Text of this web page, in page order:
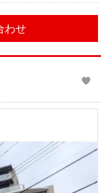
わせ